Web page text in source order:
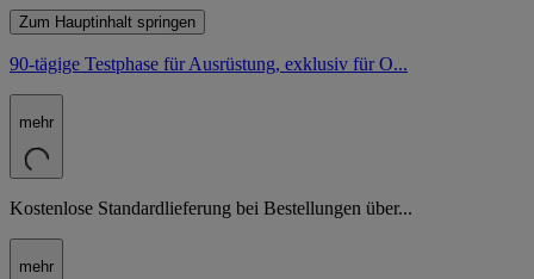
Zum Hauptinhalt springen
90-tägige Testphase für Ausrüstung, exklusiv für O...
mehr
Kostenlose Standardlieferung bei Bestellungen über...
mehr